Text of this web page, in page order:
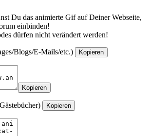
Du das animierte Gif auf Deiner Webseite,
einbinden!
dürfen nicht verändert werden!
Blogs/E-Mails/etc.) Kopieren
Kopieren
Kopieren